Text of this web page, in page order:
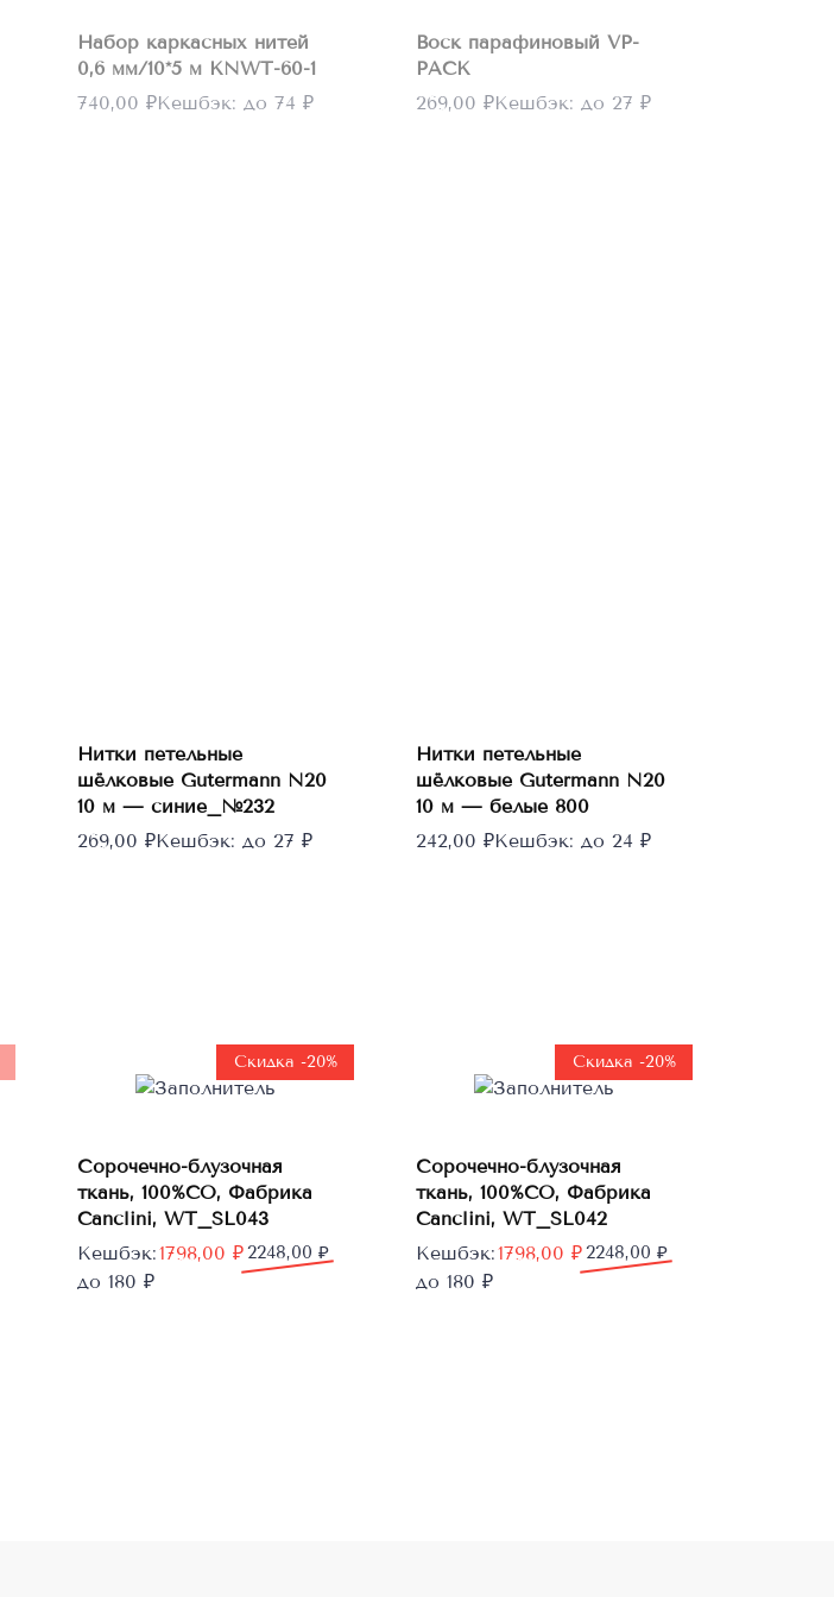
Набор каркасных нитей
0,6 мм/10*5 м KNWT-60-1
740,00 ₽Кешбэк: до 74 ₽
Воск парафиновый VP-
PACK
269,00 ₽Кешбэк: до 27 ₽
корзину
Нитки петельные
шёлковые Gutermann N20
10 м — синие_№232
269,00 ₽Кешбэк: до 27 ₽
корзину
Нитки петельные
шёлковые Gutermann N20
10 м — белые 800
242,00 ₽Кешбэк: до 24 ₽
корзину
Скидка -20%
Сорочечно-блузочная
ткань, 100%CO, Фабрика
Canclini, WT_SL043
2248,00 ₽
Первоначальная
цена
1798,00 ₽
Текущая
цена:
Кешбэк:
до 180 ₽
корзину
Скидка -20%
Сорочечно-блузочная
ткань, 100%CO, Фабрика
Canclini, WT_SL042
2248,00 ₽
Первоначальная
цена
1798,00 ₽
Текущая
цена:
Кешбэк:
до 180 ₽